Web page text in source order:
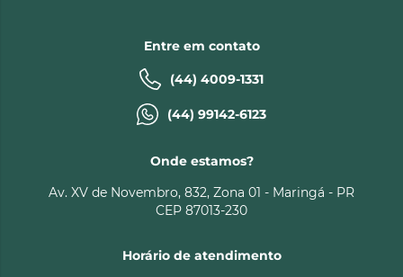
Entre em contato
(44) 4009-1331
(44) 99142-6123
Onde estamos?
Av. XV de Novembro, 832, Zona 01 - Maringá - PR
CEP 87013-230
Horário de atendimento